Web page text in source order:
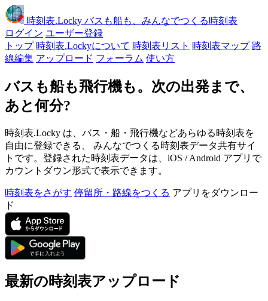
時刻表.Locky バスも船も、みんなでつくる時刻表
ログイン ユーザー登録
トップ 時刻表.Lockyについて 時刻表リスト 時刻表マップ 路
線編集 アップロード フォーラム 使い方
バスも船も飛行機も。次の出発まで、
あと何分?
時刻表.Locky は、バス・船・飛行機などあらゆる時刻表を
自由に登録できる、 みんなでつくる時刻表データ共有サイ
トです。登録された時刻表データは、iOS / Android アプリで
カウントダウン形式で表示できます。
時刻表をさがす 停留所・路線をつくる アプリをダウンロー
ド
最新の時刻表アップロード